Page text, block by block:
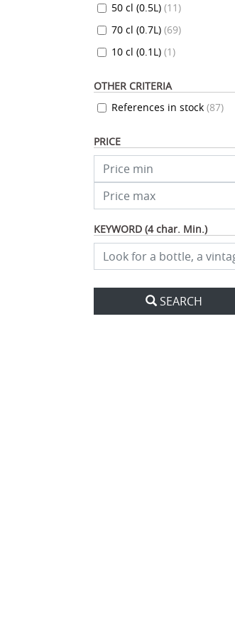
50 cl (0.5L) (11)
70 cl (0.7L) (69)
10 cl (0.1L) (1)
OTHER CRITERIA
References in stock (87)
PRICE
KEYWORD (4 char. Min.)
SEARCH